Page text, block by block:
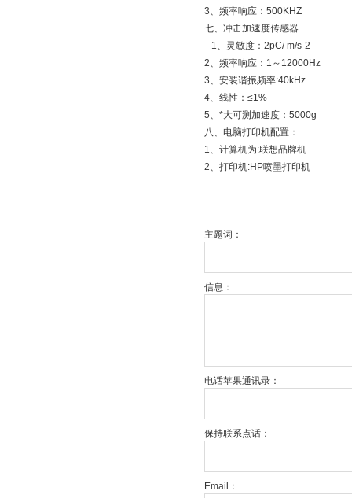
3、频率响应：500KHZ
七、冲击加速度传感器
1、灵敏度：2pC/
2、频率响应：1～12000Hz
3、安装谐振频率:40kHz
4、线性：≤1%
5、*大可测加速度：5000g
八、电脑打印机配置：
1、计算机为:联想品牌机
2、打印机:HP喷墨打印机
主题词：
信息：
电话苹果通讯录：
保持联系点话：
Email：